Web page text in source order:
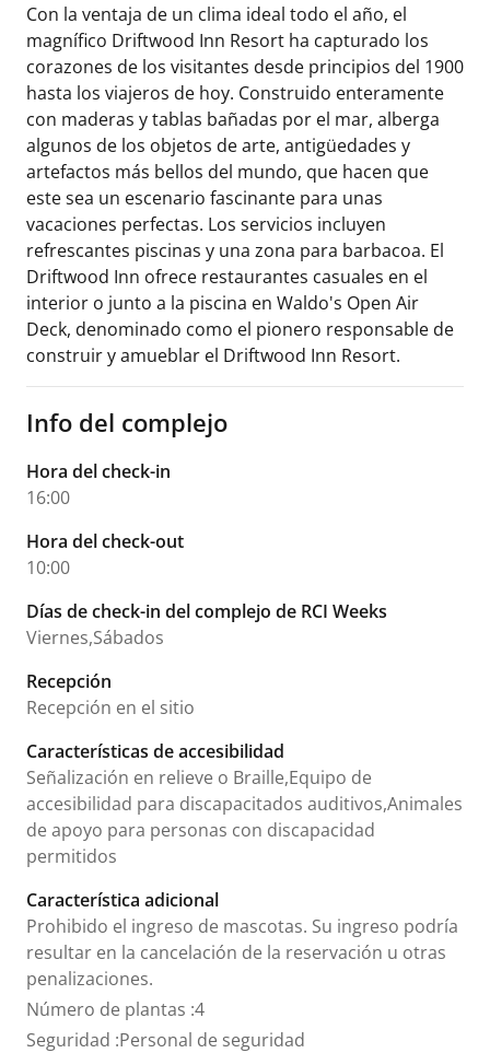
Con la ventaja de un clima ideal todo el año, el
magnífico Driftwood Inn Resort ha capturado los
corazones de los visitantes desde principios del 1900
hasta los viajeros de hoy. Construido enteramente
con maderas y tablas bañadas por el mar, alberga
algunos de los objetos de arte, antigüedades y
artefactos más bellos del mundo, que hacen que
este sea un escenario fascinante para unas
vacaciones perfectas. Los servicios incluyen
refrescantes piscinas y una zona para barbacoa. El
Driftwood Inn ofrece restaurantes casuales en el
interior o junto a la piscina en Waldo's Open Air
Deck, denominado como el pionero responsable de
construir y amueblar el Driftwood Inn Resort.
Info del complejo
Hora del check-in
16:00
Hora del check-out
10:00
Días de check-in del complejo de RCI Weeks
Viernes,Sábados
Recepción
Recepción en el sitio
Características de accesibilidad
Señalización en relieve o Braille,Equipo de
accesibilidad para discapacitados auditivos,Animales
de apoyo para personas con discapacidad
permitidos
Característica adicional
Prohibido el ingreso de mascotas. Su ingreso podría
resultar en la cancelación de la reservación u otras
penalizaciones.
Número de plantas :4
Seguridad :Personal de seguridad